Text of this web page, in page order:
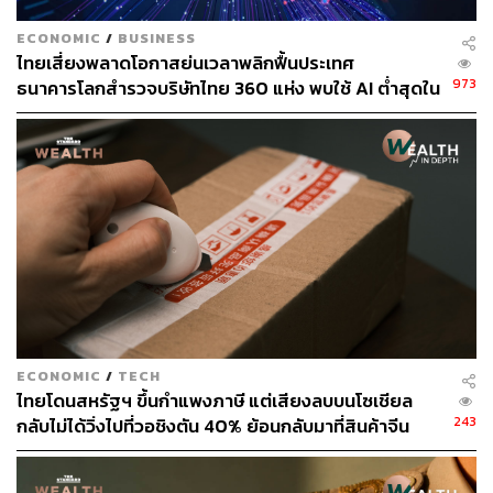
บทเรียนสำคัญตลอดช่วง 10 ปีที่ผ่านมา
ดร.ชัยวัฒน์เล่าถึงยุคที่ตลาดหุ้นค่อนข้างแข็งแกร่ง ตลาดหุ้น
ไทยวิ่งจาก 1,400 จุด ไปถึง 1,800 จุด เป็นโอกาสดีในการวาง
รากฐานที่สำคัญ ไม่ว่าจะเป็นการพัฒนาระบบชำระราคาครั้ง
ใหญ่จาก T+3 สู่ T+2 ซึ่งต้องอาศัย ‘ความร่วมมือ’ จากทุก
ภาคส่วน ทั้งโบรกเกอร์และธนาคารพาณิชย์
ECONOMIC / BUSINESS
ไทยเสี่ยงพลาดโอกาสย่นเวลาพลิกฟื้นประเทศ
ธนาคารโลกสำรวจบริษัทไทย 360 แห่ง พบใช้ AI ต่ำสุดใน
กลุ่ม ตามหลังเคนยาและไนจีเรียเกือบ 4 เท่า
973
ECONOMIC / TECH
ไทยโดนสหรัฐฯ ขึ้นกำแพงภาษี แต่เสียงลบบนโซเชียล
กลับไม่ได้วิ่งไปที่วอชิงตัน 40% ย้อนกลับมาที่สินค้าจีน
ราคาถูกที่ทะลักจน SME ไทยสู้ไม่ไหว
243